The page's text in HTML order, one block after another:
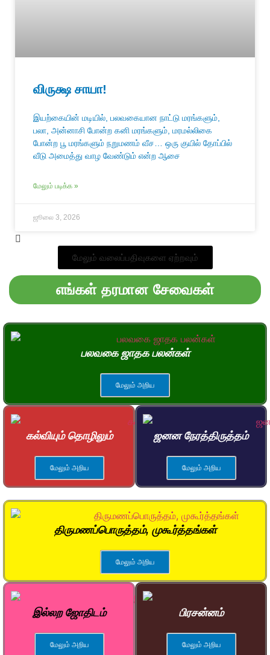
விருக்ஷ சாயா!
இயற்கையின் மடியில், பலவகையான நாட்டு மரங்களும்,
பலா, அன்னாசி போன்ற கனி மரங்களும், மரமல்லிகை
போன்ற பூ மரங்களும் நறுமணம் வீச… ஒரு குயில் தோப்பில்
வீடு அமைத்து வாழ வேண்டும் என்ற ஆசை
மேலும் படிக்க »
ஜூலை 3, 2026
மேலும் வலைப்பதிவுகளை ஏற்றவும்
எங்கள் தரமான சேவைகள்
பலவகை ஜாதக பலன்கள்
மேலும் அறிய
கல்வியும் தொழிலும்
மேலும் அறிய
ஜனன நேரத்திருத்தம்
மேலும் அறிய
திருமணப்பொருத்தம், முகூர்த்தங்கள்
மேலும் அறிய
இல்லற ஜோதிடம்
மேலும் அறிய
பிரசன்னம்
மேலும் அறிய